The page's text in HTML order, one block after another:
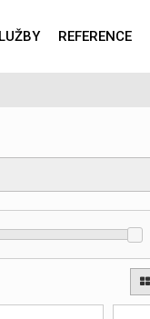
REFERENCE